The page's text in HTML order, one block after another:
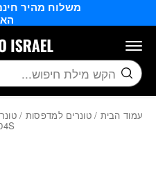
משלוח מהיר
חיפוש
עמוד הבית /טונרים למדפסות